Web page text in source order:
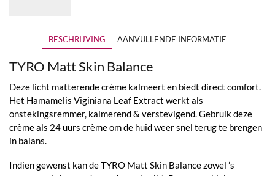
BESCHRIJVING AANVULLENDE INFORMATIE
TYRO Matt Skin Balance
Deze licht matterende crème kalmeert en biedt direct comfort.
Het Hamamelis Viginiana Leaf Extract werkt als
onstekingsremmer, kalmerend & verstevigend. Gebruik deze
crème als 24 uurs crème om de huid weer snel terug te brengen
in balans.
Indien gewenst kan de TYRO Matt Skin Balance zowel ’s